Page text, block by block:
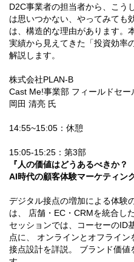
D2C事業者の担当者から、こう
は思いつかない、やってみても
は、構造的な理由があります。
実績から見えてきた「投資効率
解説します。
株式会社PLAN-B
Cast Me!事業部 フィールドセ
岡田 清亮 氏
14:55~15:05：休憩
15:05-15:25：第3部
『人の価値はどうあるべきか？
AI時代の顧客体験マーケティン
デジタル接点の増加による体験
は、 店舗・EC・CRMを統合し
セッションでは、コーセーのID
点に、 オンラインとオフライ
接点設計を詳説。 ブランド価値